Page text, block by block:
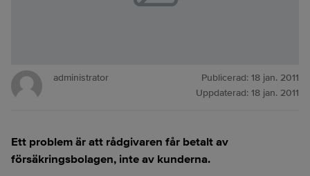
administrator Publicerad: 18 jan. 2011
Uppdaterad: 18 jan. 2011
Ett problem är att rådgivaren får betalt av
försäkringsbolagen, inte av kunderna.